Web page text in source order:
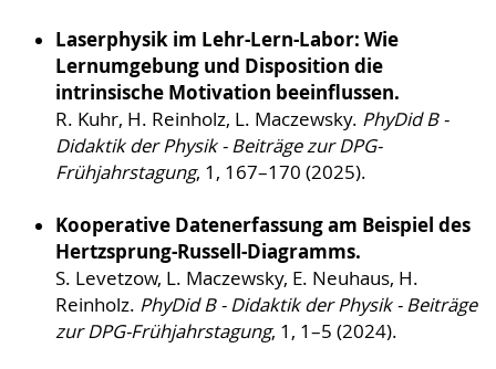
Laserphysik im Lehr-Lern-Labor: Wie
Lernumgebung und Disposition die
intrinsische Motivation beeinflussen.
R. Kuhr, H. Reinholz, L. Maczewsky. PhyDid B -
Didaktik der Physik - Beiträge zur DPG-
Frühjahrstagung, 1, 167–170 (2025).
Kooperative Datenerfassung am Beispiel des
Hertzsprung-Russell-Diagramms.
S. Levetzow, L. Maczewsky, E. Neuhaus, H.
Reinholz. PhyDid B - Didaktik der Physik - Beiträge
zur DPG-Frühjahrstagung, 1, 1–5 (2024).